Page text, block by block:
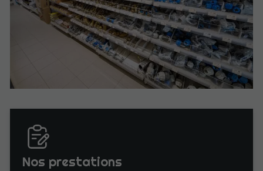
Nos prestations